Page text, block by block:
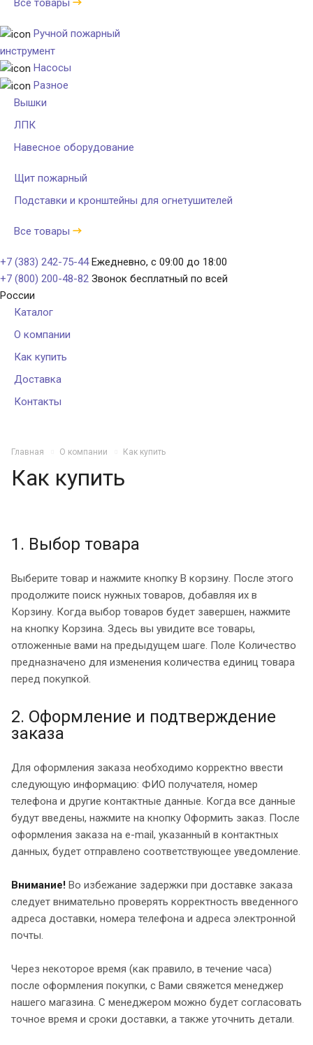
Все товары
Ручной пожарный
инструмент
Насосы
Разное
Вышки
ЛПК
Навесное оборудование
Щит пожарный
Подставки и кронштейны для огнетушителей
Все товары
+7 (383) 242-75-44 Ежедневно, с 09:00 до 18:00
+7 (800) 200-48-82 Звонок бесплатный по всей
России
Каталог
О компании
Как купить
Доставка
Контакты
Главная О компании Как купить
Как купить
1. Выбор товара
Выберите товар и нажмите кнопку В корзину. После этого
продолжите поиск нужных товаров, добавляя их в
Корзину. Когда выбор товаров будет завершен, нажмите
на кнопку Корзина. Здесь вы увидите все товары,
отложенные вами на предыдущем шаге. Поле Количество
предназначено для изменения количества единиц товара
перед покупкой.
2. Оформление и подтверждение
заказа
Для оформления заказа необходимо корректно ввести
следующую информацию: ФИО получателя, номер
телефона и другие контактные данные. Когда все данные
будут введены, нажмите на кнопку Оформить заказ. После
оформления заказа на e-mail, указанный в контактных
данных, будет отправлено соответствующее уведомление.
Внимание! Во избежание задержки при доставке заказа
следует внимательно проверять корректность введенного
адреса доставки, номера телефона и адреса электронной
почты.
Через некоторое время (как правило, в течение часа)
после оформления покупки, с Вами свяжется менеджер
нашего магазина. С менеджером можно будет согласовать
точное время и сроки доставки, а также уточнить детали.